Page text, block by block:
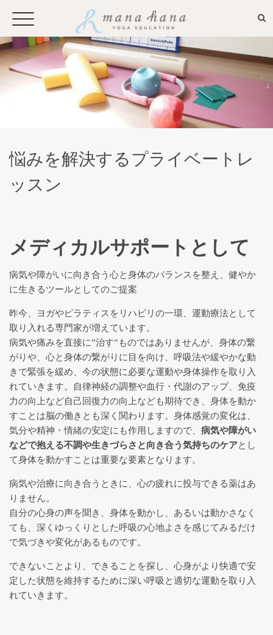
お申込み・問い合わせ
プロフィール
全国からのお問い合わせやプライ
ベートレッスンに応えるオンライ
発達・教育カウンセリング
３つのRでセルフケア～Relief,
Relax, Recovery for Oneself
自己の解放・統合 【表現アート
セラピー】
こどもを育むヨガ
呼吸の授業「息をすることは生き
ること」
就学前・幼児の発達あそび教室
悩みを解決するプライベートレ
ッスン
メディカルサポートとして
病気や障がいに向き合う心と身体のバランスを整え、健やか
に生きるツールとしてのご提案
昨今、ヨガやピラティスをリハビリの一環、運動療法として
取り入れる専門家が増えています。
病気や痛みを直接に”治す”ものではありませんが、身体の繋
がりや、心と身体の繋がりに目を向け、呼吸法や緩やかな動
きで緊張を緩め、今の状態に必要な運動や身体操作を取り入
れていきます。自律神経の調整や血行・代謝のアップ、免疫
力の向上など自己回復力の向上なども期待でき、身体を動か
すことは脳の働きとも深く関わります。身体感覚の変化は、
気分や精神・情緒の安定にも作用しますので、 病気や障がい
などで抱える不調や生きづらさと向き合う気持ちのケアとし
て身体を動かすことは重要な要素となります。
病気や治療に向き合うときに、心の疲れに投与できる薬はあ
りません。
自分の心身の声を聞き、身体を動かし、あるいは動かさなく
ても、深くゆっくりとした呼吸の心地よさを感じてみるだけ
で気づきや変化があるものです。
できないことより、できることを探し、心身がより快適で安
定した状態を維持するために深い呼吸と適切な運動を取り入
れていきます。